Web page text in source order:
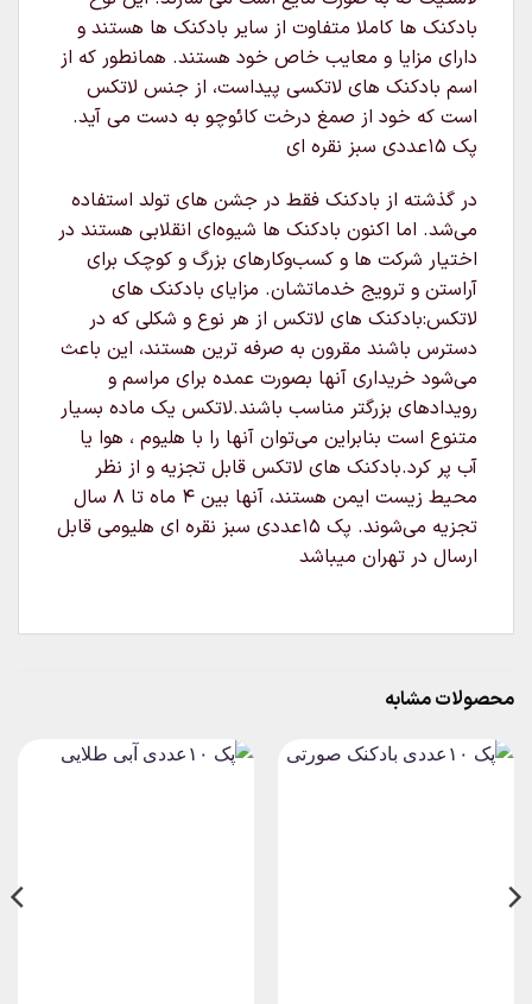
بادکنک ها کاملا متفاوت از سایر بادکنک ها هستند و
دارای مزایا و معایب خاص خود هستند. همانطور که از
اسم بادکنک های لاتکسی پیداست، از جنس لاتکس
است که خود از صمغ درخت کائوچو به دست می آید.
پک ۱۵عددی سبز نقره ای
در گذشته از بادکنک فقط در جشن های تولد استفاده
می‌شد. اما اکنون بادکنک ها شیوه‌ای انقلابی هستند در
اختیار شرکت ها و کسب‌وکارهای بزرگ و کوچک برای
آراستن و ترویج خدماتشان. مزایای بادکنک های
لاتکس:بادکنک های لاتکس از هر نوع و شکلی که در
دسترس باشند مقرون به صرفه ترین هستند، این باعث
می‌شود خریداری آنها بصورت عمده برای مراسم و
رویدادهای بزرگتر مناسب باشند.لاتکس یک ماده بسیار
متنوع است بنابراین می‌توان آنها را با هلیوم ، هوا یا
آب پر کرد.بادکنک های لاتکس قابل تجزیه و از نظر
محیط زیست ایمن هستند، آنها بین ۴ ماه تا ۸ سال
تجزیه می‌شوند. پک ۱۵عددی سبز نقره ای هلیومی قابل
ارسال در تهران میباشد
محصولات مشابه